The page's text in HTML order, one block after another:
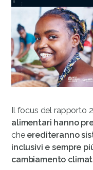
Il focus del rapporto
alimentari hanno
che erediteranno
inclusivi e sempre
cambiamento